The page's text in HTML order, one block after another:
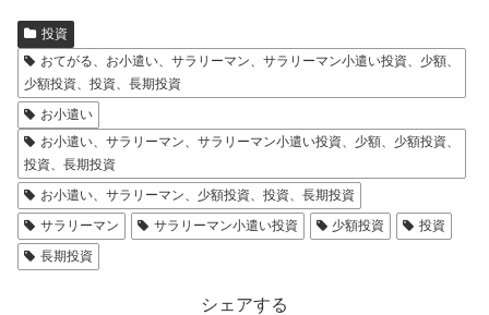
投資
おてがる、お小遣い、サラリーマン、サラリーマン小遣い投資、少額、
少額投資、投資、長期投資
お小遣い
お小遣い、サラリーマン、サラリーマン小遣い投資、少額、少額投資、
投資、長期投資
お小遣い、サラリーマン、少額投資、投資、長期投資
サラリーマン
サラリーマン小遣い投資 少額投資
投資
長期投資
シェアする